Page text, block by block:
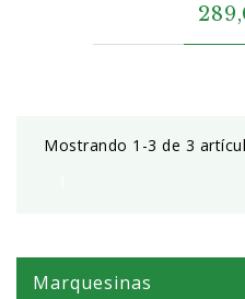
Mostrando 1-3 de 3
Marquesinas